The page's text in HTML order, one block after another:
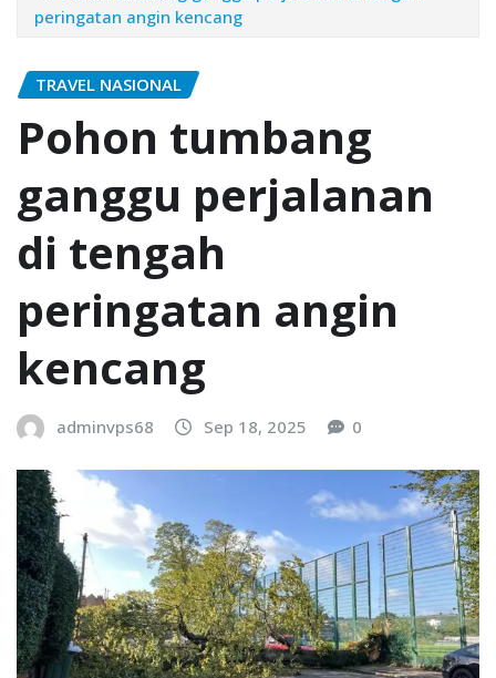
peringatan angin kencang
TRAVEL NASIONAL
Pohon tumbang
ganggu perjalanan
di tengah
peringatan angin
kencang
adminvps68 Sep 18, 2025 0